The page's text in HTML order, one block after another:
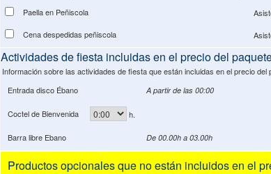
Paella en Peñiscola
Cena despedidas peñiscola
Actividades de fiesta incluidas en el precio del
Información sobre las actividades de fiesta que están incluidas en el precio del
Entrada disco Ébano
A partir de las 00:00
Coctel de Bienvenida h.
Barra libre Ebano De 00.00h a 03.00h
Productos opcionales que no están incluidos en el